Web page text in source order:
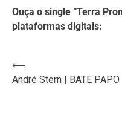
Ouça o single “Terra
plataformas digitais:
Navegação
de
⟵
André Stern | BATE PAPO